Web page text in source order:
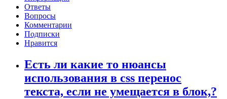
Ответы
Вопросы
Комментарии
Подписки
Нравится
Есть ли какие то нюансы
использования в css перенос
текста, если не умещается в блок,?